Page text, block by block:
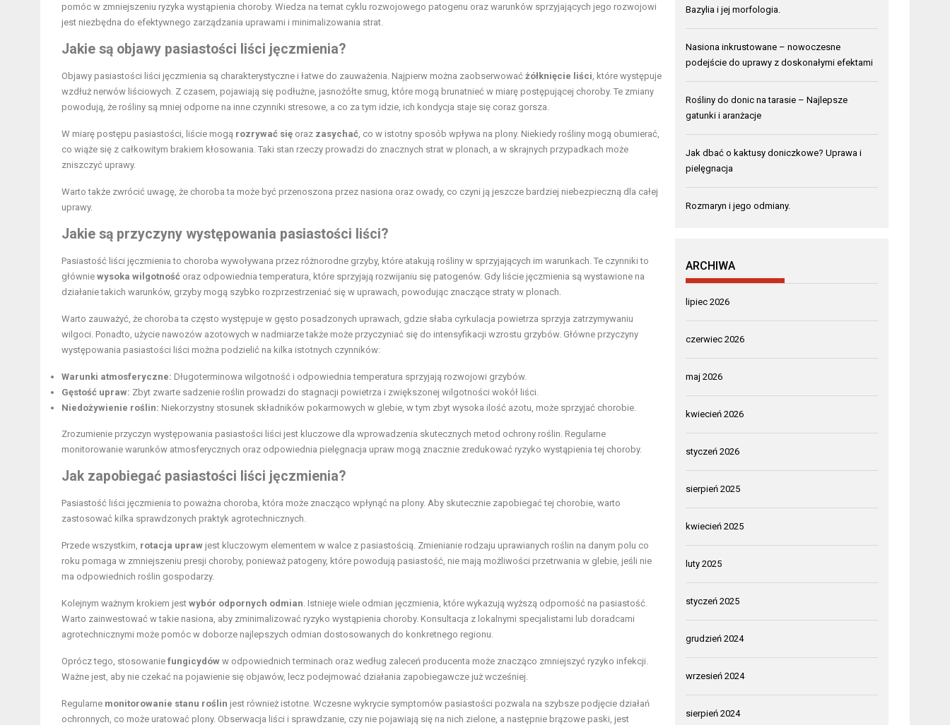
pomóc w zmniejszeniu ryzyka wystąpienia choroby. Wiedza na temat cyklu rozwojowego patogenu oraz warunków sprzyjających jego rozwojowi
jest niezbędna do efektywnego zarządzania uprawami i minimalizowania strat.
Jakie są objawy pasiastości liści jęczmienia?
Objawy pasiastości liści jęczmienia są charakterystyczne i łatwe do zauważenia. Najpierw można zaobserwować żółknięcie liści , które występuje
wzdłuż nerwów liściowych. Z czasem, pojawiają się podłużne, jasnożółte smug, które mogą brunatnieć w miarę postępującej choroby. Te zmiany
powodują, że rośliny są mniej odporne na inne czynniki stresowe, a co za tym idzie, ich kondycja staje się coraz gorsza.
W miarę postępu pasiastości, liście mogą rozrywać się oraz zasychać , co w istotny sposób wpływa na plony. Niekiedy rośliny mogą obumierać,
co wiąże się z całkowitym brakiem kłosowania. Taki stan rzeczy prowadzi do znacznych strat w plonach, a w skrajnych przypadkach może
zniszczyć uprawy.
Warto także zwrócić uwagę, że choroba ta może być przenoszona przez nasiona oraz owady, co czyni ją jeszcze bardziej niebezpieczną dla całej
uprawy.
Jakie są przyczyny występowania pasiastości liści?
Pasiastość liści jęczmienia to choroba wywoływana przez różnorodne grzyby, które atakują rośliny w sprzyjających im warunkach. Te czynniki to
głównie wysoka wilgotność oraz odpowiednia temperatura, które sprzyjają rozwijaniu się patogenów. Gdy liście jęczmienia są wystawione na
działanie takich warunków, grzyby mogą szybko rozprzestrzeniać się w uprawach, powodując znaczące straty w plonach.
Warto zauważyć, że choroba ta często występuje w gęsto posadzonych uprawach, gdzie słaba cyrkulacja powietrza sprzyja zatrzymywaniu
wilgoci. Ponadto, użycie nawozów azotowych w nadmiarze także może przyczyniać się do intensyfikacji wzrostu grzybów. Główne przyczyny
występowania pasiastości liści można podzielić na kilka istotnych czynników:
Warunki atmosferyczne: Długoterminowa wilgotność i odpowiednia temperatura sprzyjają rozwojowi grzybów.
Gęstość upraw: Zbyt zwarte sadzenie roślin prowadzi do stagnacji powietrza i zwiększonej wilgotności wokół liści.
Niedożywienie roślin: Niekorzystny stosunek składników pokarmowych w glebie, w tym zbyt wysoka ilość azotu, może sprzyjać chorobie.
Zrozumienie przyczyn występowania pasiastości liści jest kluczowe dla wprowadzenia skutecznych metod ochrony roślin. Regularne
monitorowanie warunków atmosferycznych oraz odpowiednia pielęgnacja upraw mogą znacznie zredukować ryzyko wystąpienia tej choroby.
Jak zapobiegać pasiastości liści jęczmienia?
Pasiastość liści jęczmienia to poważna choroba, która może znacząco wpłynąć na plony. Aby skutecznie zapobiegać tej chorobie, warto
zastosować kilka sprawdzonych praktyk agrotechnicznych.
Przede wszystkim, rotacja upraw jest kluczowym elementem w walce z pasiastością. Zmienianie rodzaju uprawianych roślin na danym polu co
roku pomaga w zmniejszeniu presji choroby, ponieważ patogeny, które powodują pasiastość, nie mają możliwości przetrwania w glebie, jeśli nie
ma odpowiednich roślin gospodarzy.
Kolejnym ważnym krokiem jest wybór odpornych odmian . Istnieje wiele odmian jęczmienia, które wykazują wyższą odporność na pasiastość.
Warto zainwestować w takie nasiona, aby zminimalizować ryzyko wystąpienia choroby. Konsultacja z lokalnymi specjalistami lub doradcami
agrotechnicznymi może pomóc w doborze najlepszych odmian dostosowanych do konkretnego regionu.
Oprócz tego, stosowanie fungicydów w odpowiednich terminach oraz według zaleceń producenta może znacząco zmniejszyć ryzyko infekcji.
Ważne jest, aby nie czekać na pojawienie się objawów, lecz podejmować działania zapobiegawcze już wcześniej.
Regularne monitorowanie stanu roślin jest również istotne. Wczesne wykrycie symptomów pasiastości pozwala na szybsze podjęcie działań
ochronnych, co może uratować plony. Obserwacja liści i sprawdzanie, czy nie pojawiają się na nich zielone, a następnie brązowe paski, jest
Bazylia i jej morfologia.
Nasiona inkrustowane – nowoczesne
podejście do uprawy z doskonałymi efektami
Rośliny do donic na tarasie – Najlepsze
gatunki i aranżacje
Jak dbać o kaktusy doniczkowe? Uprawa i
pielęgnacja
Rozmaryn i jego odmiany.
ARCHIWA
lipiec 2026
czerwiec 2026
maj 2026
kwiecień 2026
styczeń 2026
sierpień 2025
kwiecień 2025
luty 2025
styczeń 2025
grudzień 2024
wrzesień 2024
sierpień 2024